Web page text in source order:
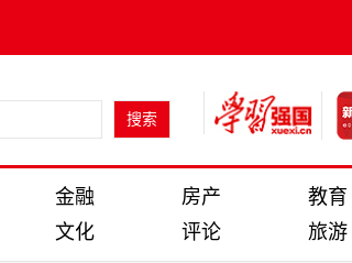
金融 房产 教育
文化 评论 旅游